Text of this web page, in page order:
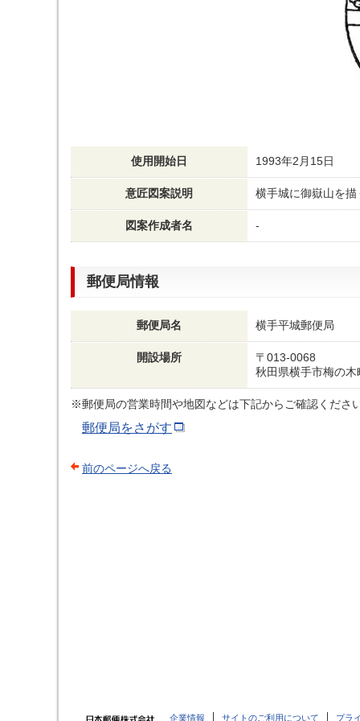
使用開始日 1993年2月15日
意匠図案説明 横手城に御嶽山を描
図案作成者名 -
郵便局情報
郵便局名 横手平城郵便局
開設場所
〒013-0068
秋田県横手市梅の木
※郵便局の営業時間や地図などは下記からご確認くださ
郵便局をさがす
前のページへ戻る
企業情報 サイトのご利用について プラ